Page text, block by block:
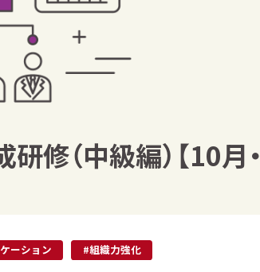
修（中級編）【10月・
ーション #組織力強化